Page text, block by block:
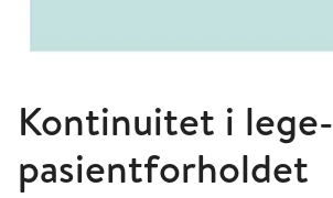
Kontinuitet i lege-
pasientforholdet